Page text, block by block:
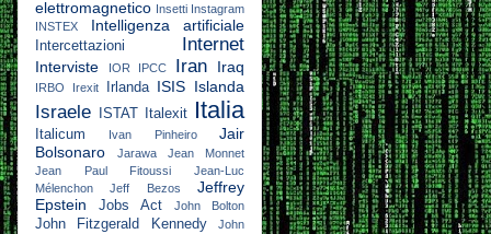
elettromagnetico Insetti Instagram
INSTEX
Intelligenza artificiale
Intercettazioni Internet
Interviste IOR IPCC Iran Iraq
IRBO Irexit Irlanda ISIS Islanda
Israele ISTAT Italexit Italia
Italicum Ivan Pinheiro
Jair
Bolsonaro
Jarawa
Jean Monnet
Jean Paul Fitoussi
Jean-Luc
Mélenchon
Jeff Bezos
Jeffrey
Epstein
Jobs Act John Bolton
John Fitzgerald Kennedy
John